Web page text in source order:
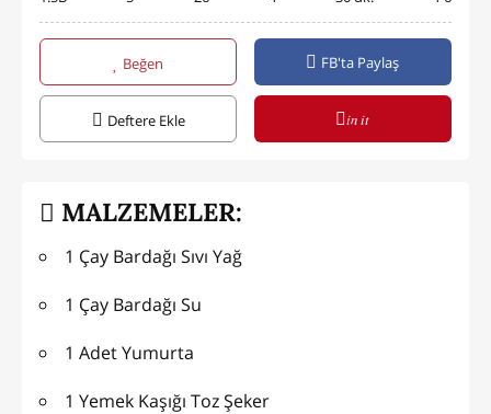
Beğen FB'ta Paylaş
Deftere Ekle in it
MALZEMELER:
1 Çay Bardağı Sıvı Yağ
1 Çay Bardağı Su
1 Adet Yumurta
1 Yemek Kaşığı Toz Şeker